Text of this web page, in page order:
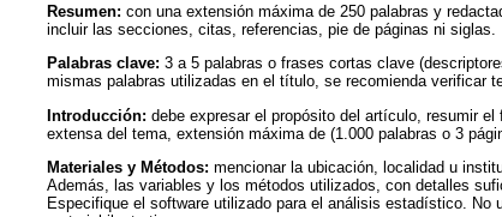
Resumen: con una extensión máxima de 250 palabras y
incluir las secciones, citas, referencias, pie de páginas ni siglas.
Palabras clave: 3 a 5 palabras o frases cortas clave
mismas palabras utilizadas en el título, se recomienda verificar
Introducción: debe expresar el propósito del artículo, resumir
extensa del tema, extensión máxima de (1.000 palabras o 3
Materiales y Métodos: mencionar la ubicación, localidad u
Además, las variables y los métodos utilizados, con detalles
Especifique el software utilizado para el análisis estadístico.